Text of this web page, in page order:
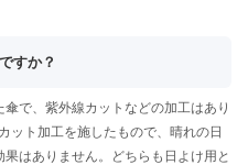
すか？
で、紫外線カットなどの加工はあり
ット加工を施したもので、晴れの日
はありません。どちらも日よけ用と